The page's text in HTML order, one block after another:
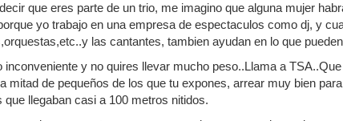
que eres parte de un trio, me imagino que alguna mujer
yo trabajo en una empresa de espectaculos como dj, y
las cantantes, tambien ayudan en lo que
inconveniente y no quires llevar mucho peso..Llama a
mitad de pequeños de los que tu expones, arrear muy bien
que llegaban casi a 100 metros nitidos.